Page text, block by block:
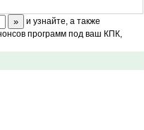
и узнайте, а также
программ под ваш КПК,